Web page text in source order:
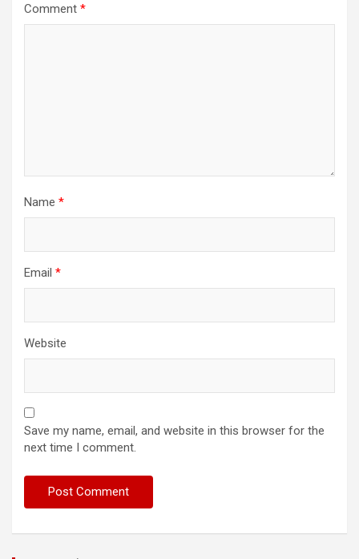
Comment *
Name *
Email *
Website
Save my name, email, and website in this browser for the
next time I comment.